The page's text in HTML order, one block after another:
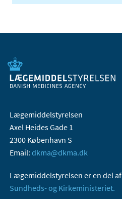
Lægemiddelstyrelsen
Axel Heides Gade 1
2300 København S
Email: dkma@dkma.dk
Lægemiddelstyrelsen er en del af
Sundheds- og Kirkeministeriet.